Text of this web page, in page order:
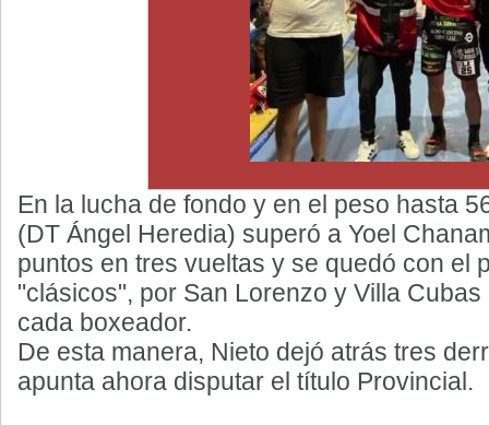
En la lucha de fondo y en el peso hasta
(DT Ángel Heredia) superó a Yoel
puntos en tres vueltas y se quedó con el
"clásicos", por San Lorenzo y Villa
cada boxeador.
De esta manera, Nieto dejó atrás tres
apunta ahora disputar el título Provincial.